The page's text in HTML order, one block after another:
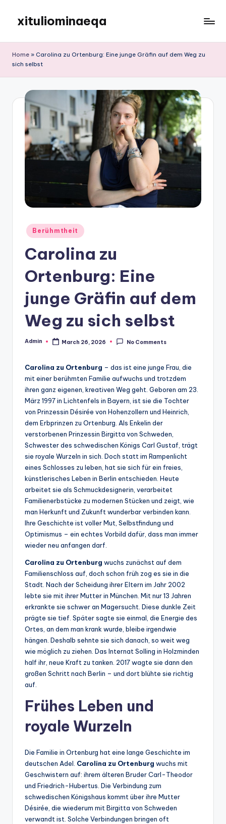
content
xituliominaeqa
Home » Carolina zu Ortenburg: Eine junge Gräfin auf dem Weg zu
sich selbst
Posted
in
Berühmtheit
Carolina zu
Ortenburg: Eine
junge Gräfin auf dem
Weg zu sich selbst
Posted
Admin March 26, 2026 No Comments
Carolina zu Ortenburg – das ist eine junge Frau, die
mit einer berühmten Familie aufwuchs und trotzdem
ihren ganz eigenen, kreativen Weg geht. Geboren am 23.
März 1997 in Lichtenfels in Bayern, ist sie die Tochter
von Prinzessin Désirée von Hohenzollern und Heinrich,
dem Erbprinzen zu Ortenburg. Als Enkelin der
verstorbenen Prinzessin Birgitta von Schweden,
Schwester des schwedischen Königs Carl Gustaf, trägt
sie royale Wurzeln in sich. Doch statt im Rampenlicht
eines Schlosses zu leben, hat sie sich für ein freies,
künstlerisches Leben in Berlin entschieden. Heute
arbeitet sie als Schmuckdesignerin, verarbeitet
Familienerbstücke zu modernen Stücken und zeigt, wie
man Herkunft und Zukunft wunderbar verbinden kann.
Ihre Geschichte ist voller Mut, Selbstfindung und
Optimismus – ein echtes Vorbild dafür, dass man immer
wieder neu anfangen darf.
Carolina zu Ortenburg wuchs zunächst auf dem
Familienschloss auf, doch schon früh zog es sie in die
Stadt. Nach der Scheidung ihrer Eltern im Jahr 2002
lebte sie mit ihrer Mutter in München. Mit nur 13 Jahren
erkrankte sie schwer an Magersucht. Diese dunkle Zeit
prägte sie tief. Später sagte sie einmal, die Energie des
Ortes, an dem man krank wurde, bleibe irgendwie
hängen. Deshalb sehnte sie sich danach, so weit weg
wie möglich zu ziehen. Das Internat Solling in Holzminden
half ihr, neue Kraft zu tanken. 2017 wagte sie dann den
großen Schritt nach Berlin – und dort blühte sie richtig
auf.
Frühes Leben und
royale Wurzeln
Die Familie in Ortenburg hat eine lange Geschichte im
deutschen Adel. Carolina zu Ortenburg wuchs mit
Geschwistern auf: ihrem älteren Bruder Carl-Theodor
und Friedrich-Hubertus. Die Verbindung zum
schwedischen Königshaus kommt über ihre Mutter
Désirée, die wiederum mit Birgitta von Schweden
verwandt ist. Solche Verbindungen bringen oft